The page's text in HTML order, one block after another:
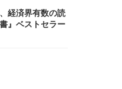
経済界有数の読
』ベストセラー